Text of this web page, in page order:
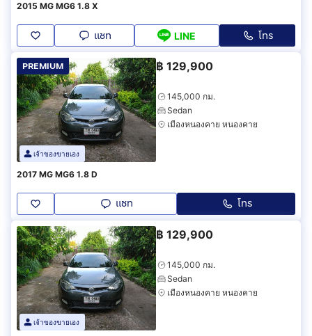
2015 MG MG6 1.8 X
แชท LINE โทร
PREMIUM
เจ้าของขายเอง
฿ 129,900
145,000 กม.
Sedan
เมืองหนองคาย หนองคาย
2017 MG MG6 1.8 D
แชท โทร
เจ้าของขายเอง
฿ 129,900
145,000 กม.
Sedan
เมืองหนองคาย หนองคาย